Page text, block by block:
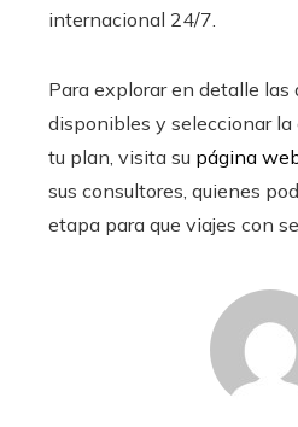
internacional 24/7.
Para explorar en detalle
disponibles y seleccionar la
tu plan, visita su página
sus consultores, quienes
etapa para que viajes con